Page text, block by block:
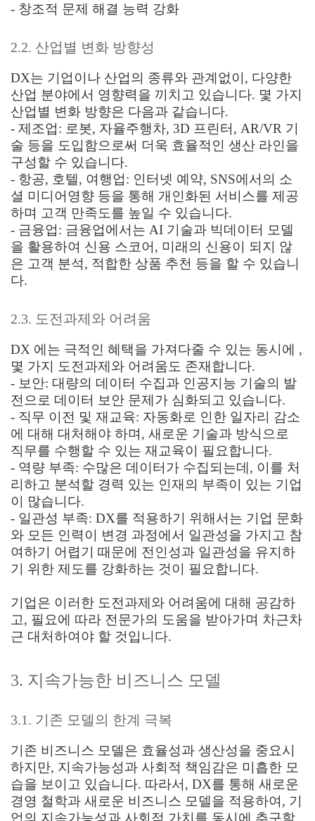
- 창조적 문제 해결 능력 강화
2.2. 산업별 변화 방향성
DX는 기업이나 산업의 종류와 관계없이, 다양한
산업 분야에서 영향력을 끼치고 있습니다. 몇 가지
산업별 변화 방향은 다음과 같습니다.
- 제조업: 로봇, 자율주행차, 3D 프린터, AR/VR 기
술 등을 도입함으로써 더욱 효율적인 생산 라인을
구성할 수 있습니다.
- 항공, 호텔, 여행업: 인터넷 예약, SNS에서의 소
셜 미디어영향 등을 통해 개인화된 서비스를 제공
하며 고객 만족도를 높일 수 있습니다.
- 금융업: 금융업에서는 AI 기술과 빅데이터 모델
을 활용하여 신용 스코어, 미래의 신용이 되지 않
은 고객 분석, 적합한 상품 추천 등을 할 수 있습니
다.
2.3. 도전과제와 어려움
DX 에는 극적인 혜택을 가져다줄 수 있는 동시에 ,
몇 가지 도전과제와 어려움도 존재합니다.
- 보안: 대량의 데이터 수집과 인공지능 기술의 발
전으로 데이터 보안 문제가 심화되고 있습니다.
- 직무 이전 및 재교육: 자동화로 인한 일자리 감소
에 대해 대처해야 하며, 새로운 기술과 방식으로
직무를 수행할 수 있는 재교육이 필요합니다.
- 역량 부족: 수많은 데이터가 수집되는데, 이를 처
리하고 분석할 경력 있는 인재의 부족이 있는 기업
이 많습니다.
- 일관성 부족: DX를 적용하기 위해서는 기업 문화
와 모든 인력이 변경 과정에서 일관성을 가지고 참
여하기 어렵기 때문에 전인성과 일관성을 유지하
기 위한 제도를 강화하는 것이 필요합니다.
기업은 이러한 도전과제와 어려움에 대해 공감하
고, 필요에 따라 전문가의 도움을 받아가며 차근차
근 대처하여야 할 것입니다.
3. 지속가능한 비즈니스 모델
3.1. 기존 모델의 한계 극복
기존 비즈니스 모델은 효율성과 생산성을 중요시
하지만, 지속가능성과 사회적 책임감은 미흡한 모
습을 보이고 있습니다. 따라서, DX를 통해 새로운
경영 철학과 새로운 비즈니스 모델을 적용하여, 기
업의 지속가능성과 사회적 가치를 동시에 추구할